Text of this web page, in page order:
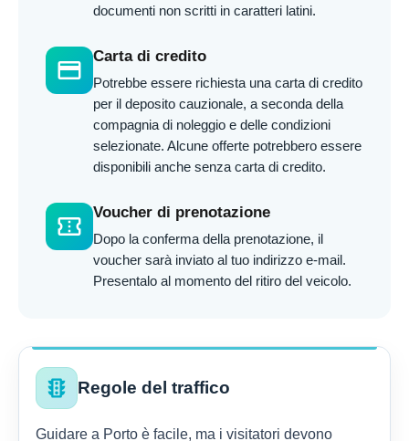
documenti non scritti in caratteri latini.
credit_card
Carta di credito
Potrebbe essere richiesta una carta di credito
per il deposito cauzionale, a seconda della
compagnia di noleggio e delle condizioni
selezionate. Alcune offerte potrebbero essere
disponibili anche senza carta di credito.
confirmation_number
Voucher di prenotazione
Dopo la conferma della prenotazione, il
voucher sarà inviato al tuo indirizzo e-mail.
Presentalo al momento del ritiro del veicolo.
traffic Regole del traffico
Guidare a Porto è facile, ma i visitatori devono